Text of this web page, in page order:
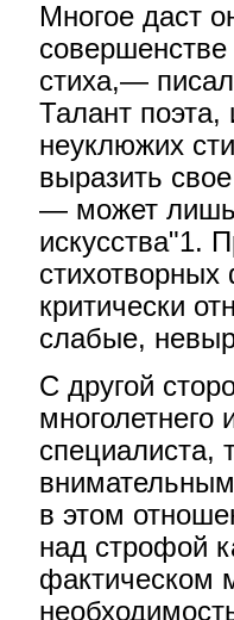
Многое даст
стиха,—
Талант поэта,
неуклюжих
выразить
— может лишь
искусства"1.
критически
слабые,
С другой
многолетнего
специалиста,
в этом
над строфой
фактическом